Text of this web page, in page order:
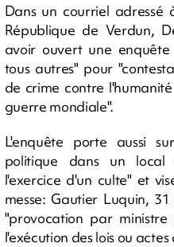
Dans un courriel adressé
République de Verdun,
avoir ouvert une
tous autres" pour
de crime contre
guerre mondiale".
L'enquête porte aussi
politique dans un local
l'exercice d'un culte" et
messe: Gautier Luquin,
"provocation par
l'exécution des lois ou